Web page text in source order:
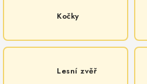
VLASTNÍ MOTIV
Kočky
Lesní zvěř